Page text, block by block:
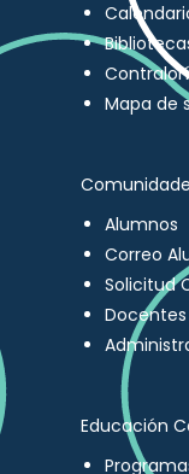
Mapa de
Alumnos
Correo
Solicitud
Docentes
Educación